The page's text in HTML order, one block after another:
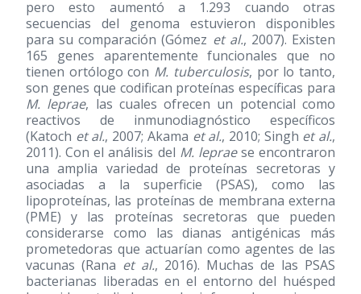
pero esto aumentó a 1.293 cuando otras
secuencias del genoma estuvieron disponibles
para su comparación (Gómez et al., 2007). Existen
165 genes aparentemente funcionales que no
tienen ortólogo con M. tuberculosis, por lo tanto,
son genes que codifican proteínas específicas para
M. leprae, las cuales ofrecen un potencial como
reactivos de inmunodiagnóstico específicos
(Katoch et al., 2007; Akama et al., 2010; Singh et al.,
2011). Con el análisis del M. lepraese encontraron
una amplia variedad de proteínas secretoras y
asociadas a la superficie (PSAS), como las
lipoproteínas, las proteínas de membrana externa
(PME) y las proteínas secretoras que pueden
considerarse como las dianas antigénicas más
prometedoras que actuarían como agentes de las
vacunas (Rana et al., 2016). Muchas de las PSAS
bacterianas liberadas en el entorno del huésped